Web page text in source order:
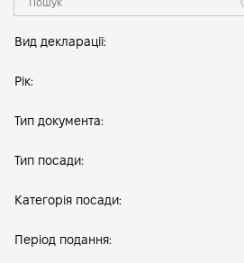
Вид декларації:
Рік:
Тип документа:
Тип посади:
Категорія посади:
Період подання: